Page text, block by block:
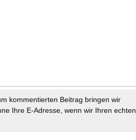
kommentierten Beitrag bringen wir
Ihre E-Adresse, wenn wir Ihren echten